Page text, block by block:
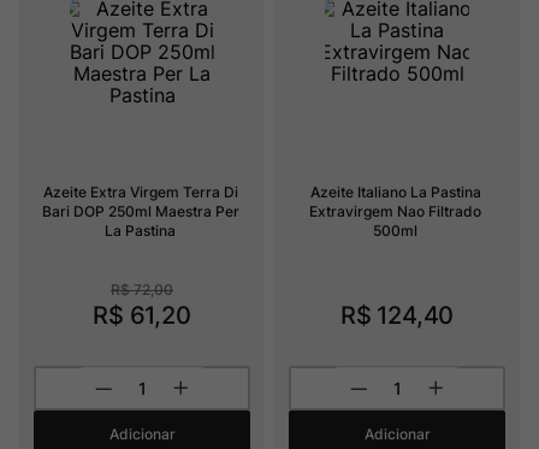
Azeite Extra Virgem Terra Di
Bari DOP 250ml Maestra Per
La Pastina
R$ 72,00
R$ 61,20
Adicionar
Azeite Italiano La Pastina
Extravirgem Nao Filtrado
500ml
R$ 124,40
Adicionar
Ver Sacrum
Rocim
Champagne